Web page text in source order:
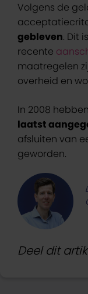
Volgens de
gebleven. Dit
recente
maatregelen
overheid en
In 2008
laatst
afsluiten van
geworden.
Deel dit